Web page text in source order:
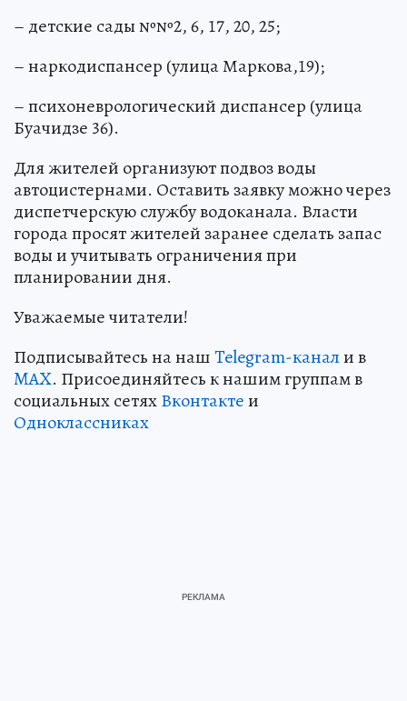
– детские сады №№2, 6, 17, 20, 25;
– наркодиспансер (улица Маркова,19);
– психоневрологический диспансер (улица
Буачидзе 36).
Для жителей организуют подвоз воды
автоцистернами. Оставить заявку можно через
диспетчерскую службу водоканала. Власти
города просят жителей заранее сделать запас
воды и учитывать ограничения при
планировании дня.
Уважаемые читатели!
Подписывайтесь на нашTelegram-канали в
MAX. Присоединяйтесь к нашим группам в
социальных сетяхВконтактеи
Одноклассниках